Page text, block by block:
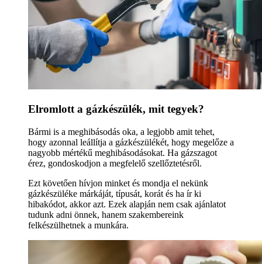
Elromlott a gázkészülék, mit tegyek?
Bármi is a meghibásodás oka, a legjobb amit tehet,
hogy azonnal leállítja a gázkészülékét, hogy megelőze a
nagyobb mértékű meghibásodásokat. Ha gázszagot
érez, gondoskodjon a megfelelő szellőztetésről.
Ezt követően hívjon minket és mondja el nekünk
gázkészüléke márkáját, típusát, korát és ha ír ki
hibakódot, akkor azt. Ezek alapján nem csak ajánlatot
tudunk adni önnek, hanem szakembereink
felkészülhetnek a munkára.